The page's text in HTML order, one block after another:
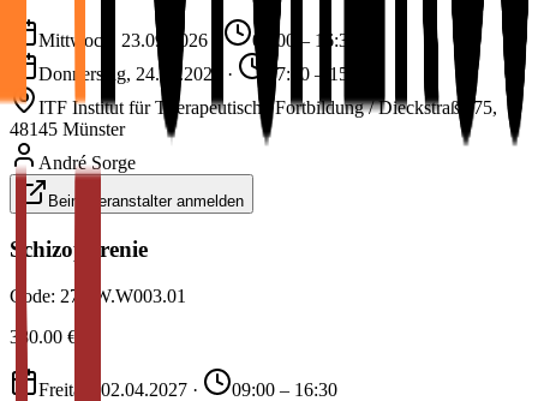
Mittwoch, 23.09.2026
09:00 – 16:30
Donnerstag, 24.09.2026
·
07:30 – 15:00
ITF Institut für Therapeutische Fortbildung / Dieckstraße 75,
48145 Münster
André Sorge
Beim Veranstalter anmelden
Schizophrenie
Code: 27.2W.W003.01
380.00 €
Freitag, 02.04.2027 ·
09:00 – 16:30